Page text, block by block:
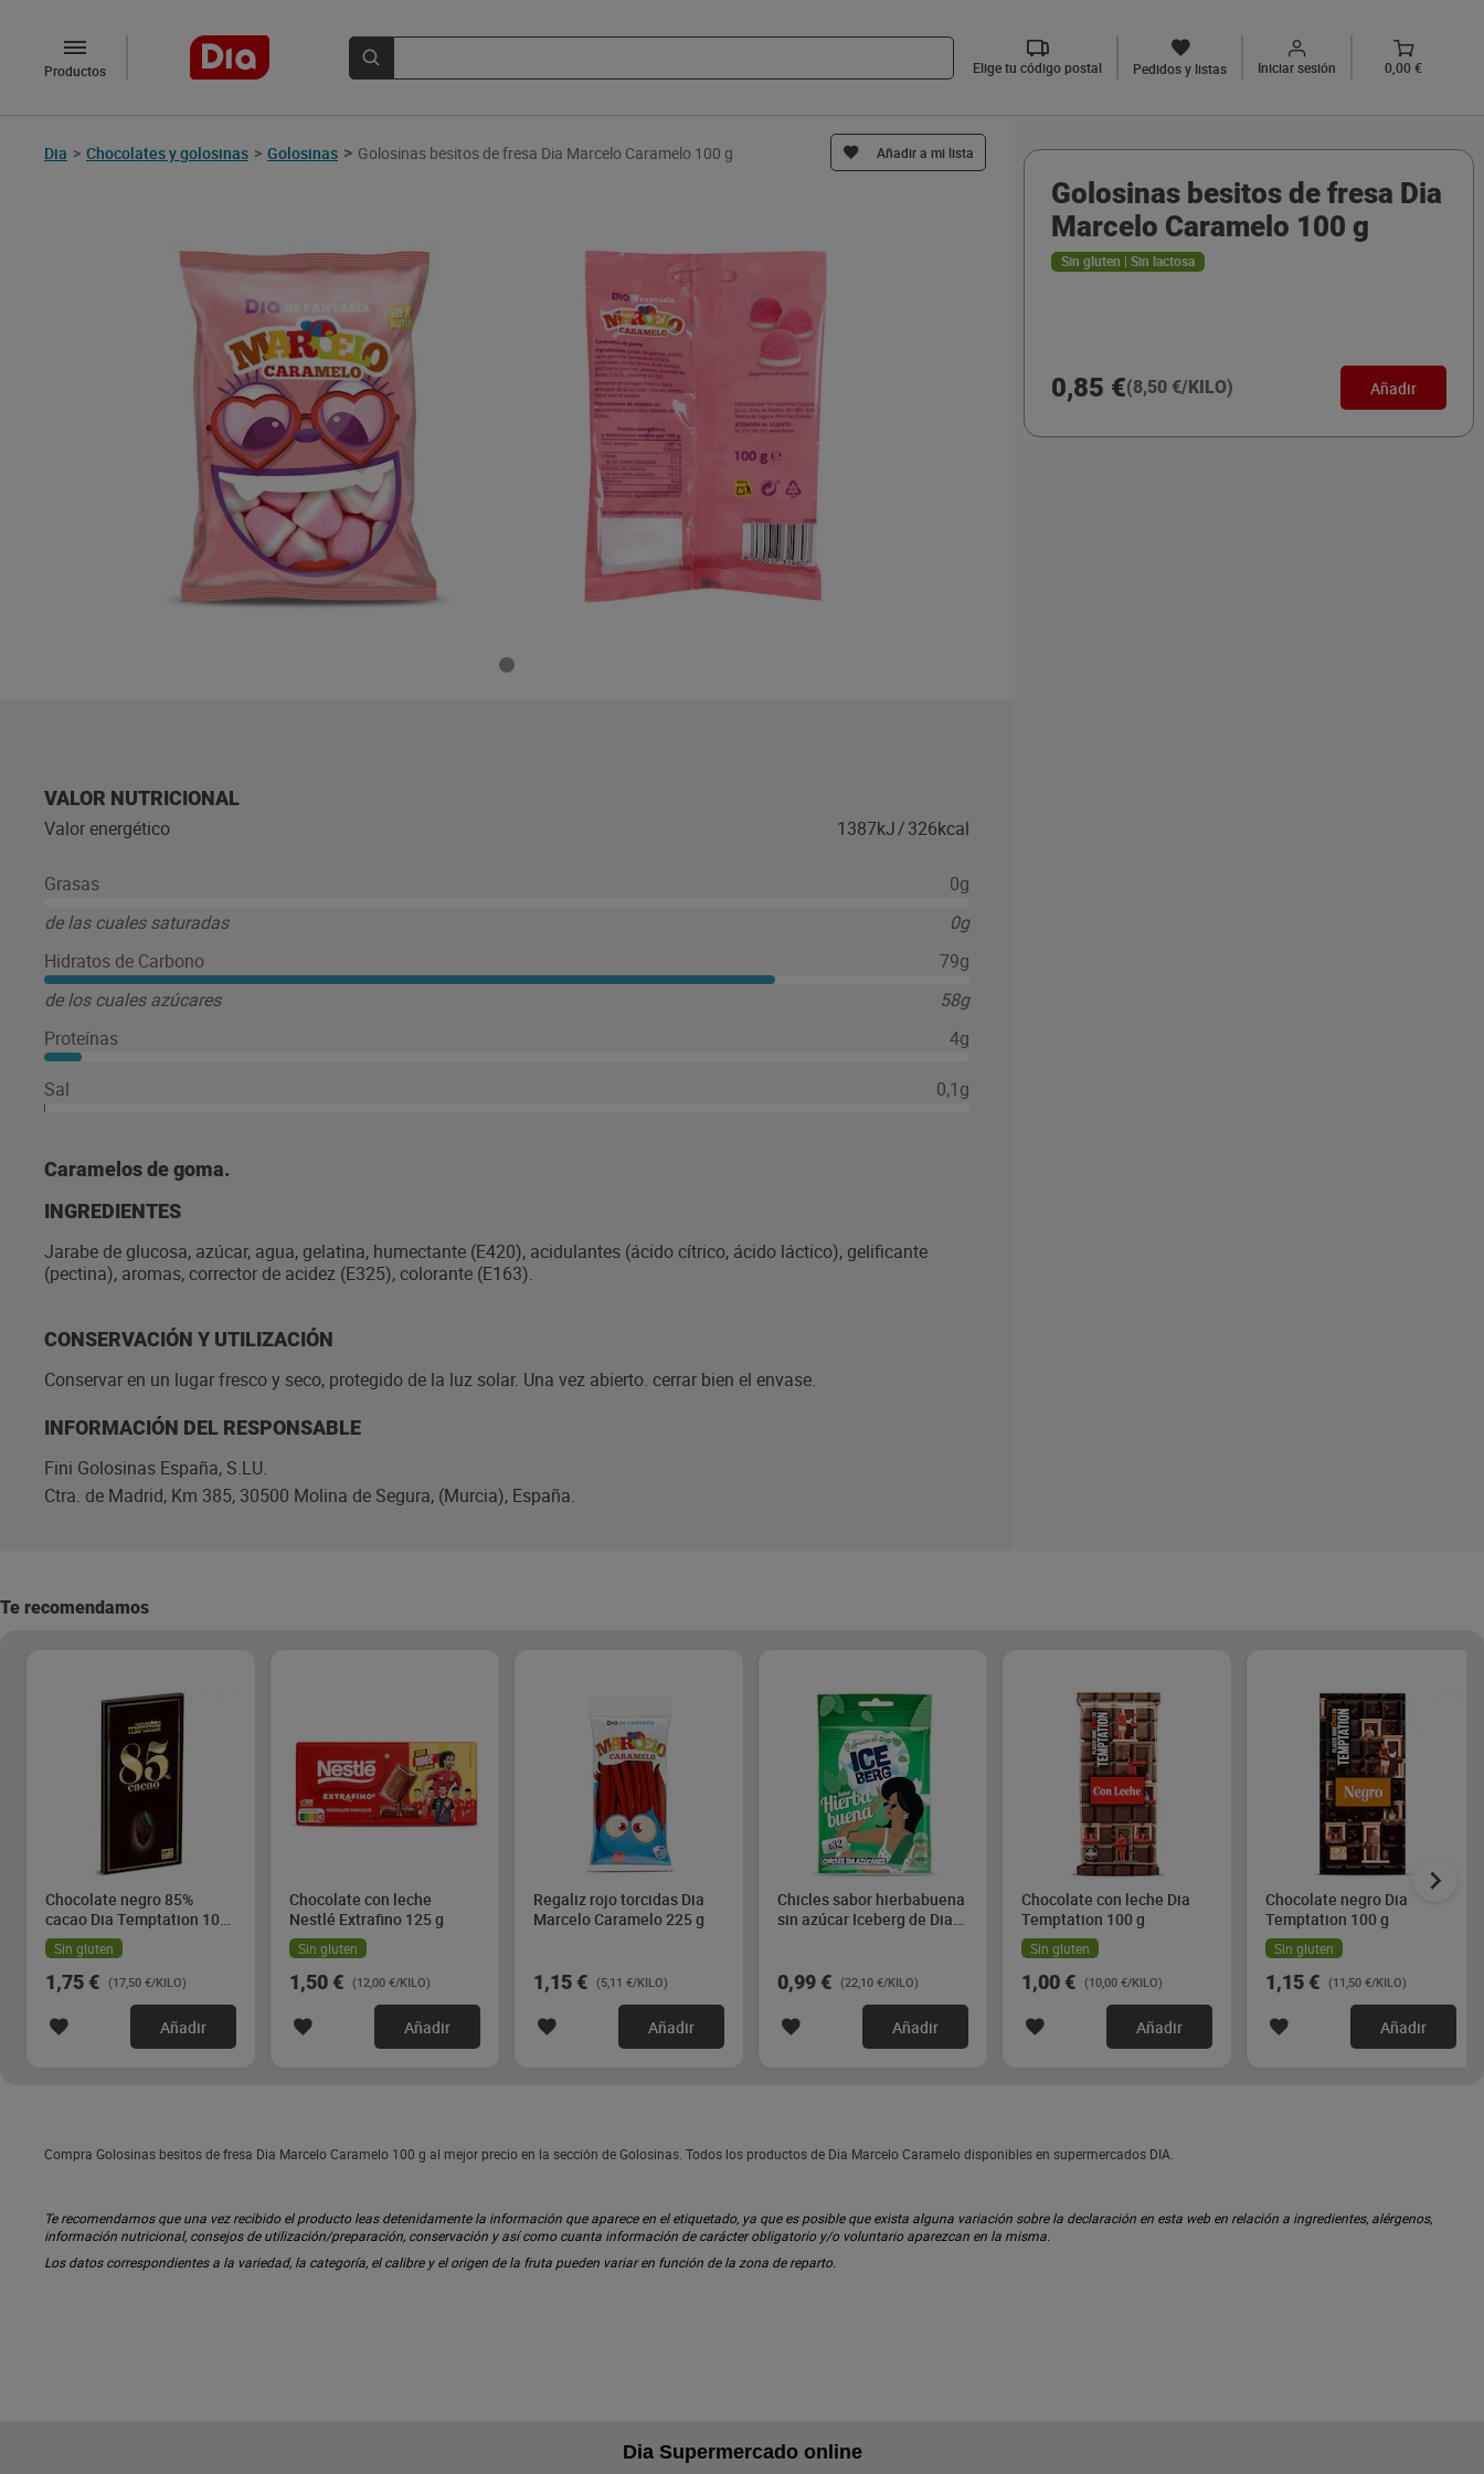
Productos Elige tu código postal Pedidos y listas Iniciar sesión 0,00 €
Dia > Chocolates y golosinas > Golosinas > Golosinas besitos de fresa Dia Marcelo Caramelo 100 g Añadir a mi lista
VALOR NUTRICIONAL
Valor energético 1387kJ/326kcal
Grasas
0g
de las cuales saturadas
0g
Hidratos de Carbono
79g
de los cuales azúcares
58g
Proteínas
4g
Sal 0,1g
Caramelos de goma.
INGREDIENTES
Jarabe de glucosa, azúcar, agua, gelatina, humectante (E420), acidulantes (ácido cítrico, ácido láctico), gelificante
(pectina), aromas, corrector de acidez (E325), colorante (E163).
CONSERVACIÓN Y UTILIZACIÓN
Conservar en un lugar fresco y seco, protegido de la luz solar. Una vez abierto. cerrar bien el envase.
INFORMACIÓN DEL RESPONSABLE
Fini Golosinas España, S.LU.
Ctra. de Madrid, Km 385, 30500 Molina de Segura, (Murcia), España.
Golosinas besitos de fresa Dia
Marcelo Caramelo 100 g
Sin gluten | Sin lactosa
0,85 €(8,50 €/KILO) Añadir
Te recomendamos
Chocolate negro 85%
cacao Dia Temptation 100
gSin gluten
1,75 € (17,50 €/KILO)
Añadir
Chocolate con leche
Nestlé Extrafino 125 g
Sin gluten
1,50 € (12,00 €/KILO)
Añadir
Regaliz rojo torcidas Dia
Marcelo Caramelo 225 g
1,15 € (5,11 €/KILO)
Añadir
Chicles sabor hierbabuena
sin azúcar Iceberg de Dia
0,99 € (22,10 €/KILO)
Añadir
Chocolate con leche Dia
Temptation 100 g
Sin gluten
1,00 € (10,00 €/KILO)
Añadir
Chocolate negro Dia
Temptation 100 g
Sin gluten
1,15 € (11,50 €/KILO)
Añadir
Compra Golosinas besitos de fresa Dia Marcelo Caramelo 100 g al mejor precio en la sección de Golosinas. Todos los productos de Dia Marcelo Caramelo disponibles en supermercados DIA.
Te recomendamos que una vez recibido el producto leas detenidamente la información que aparece en el etiquetado, ya que es posible que exista alguna variación sobre la declaración en esta web en relación a ingredientes, alérgenos,
información nutricional, consejos de utilización/preparación, conservación y así como cuanta información de carácter obligatorio y/o voluntario aparezcan en la misma.
Los datos correspondientes a la variedad, la categoría, el calibre y el origen de la fruta pueden variar en función de la zona de reparto.
Dia Supermercado online